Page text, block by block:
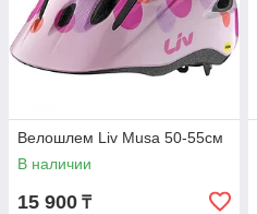
Велошлем Liv Musa 50-55см
В наличии
15 900 ₸